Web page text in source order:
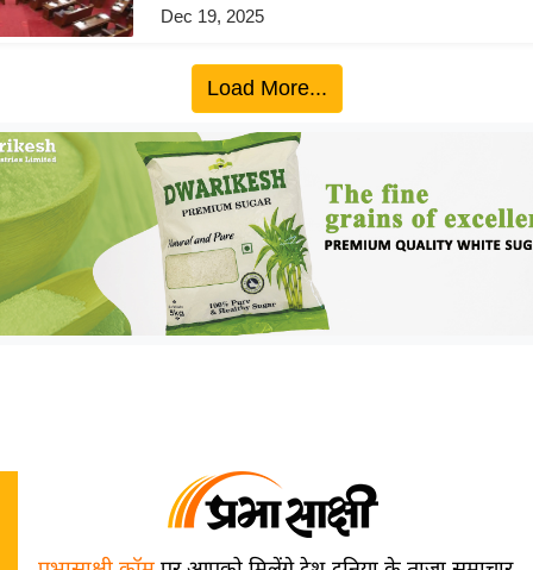
Dec 19, 2025
Load More...